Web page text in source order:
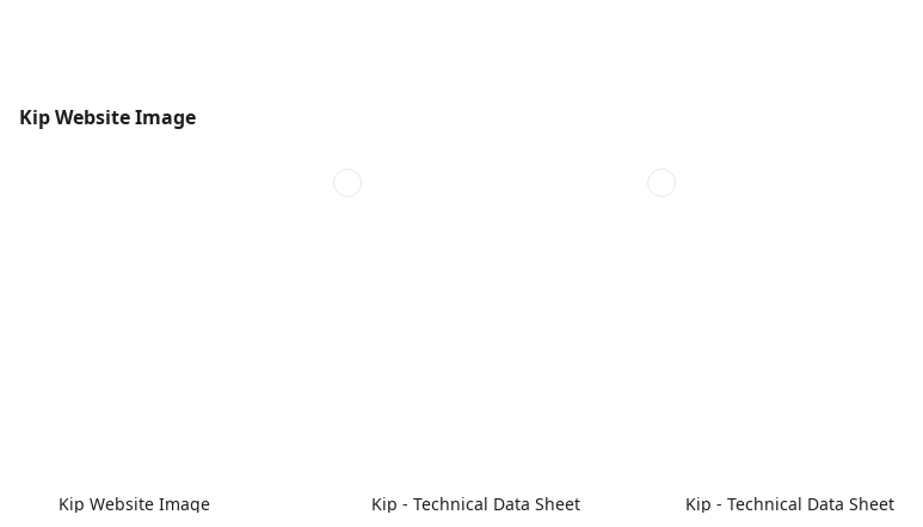
Kip Website Image
Kip Website Image Kip - Technical Data Sheet Kip - Technical Data Sheet